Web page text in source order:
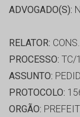
ADVOGADO(S):
RELATOR:
PROCESSO: TC/
ASSUNTO:
PROTOCOLO:
ORGÃO: